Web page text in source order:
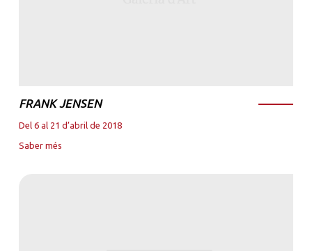
FRANK JENSEN
Del 6 al 21 d’abril de 2018
Saber més